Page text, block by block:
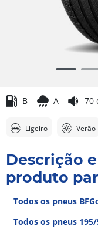
6B A 70
Ligeiro Verão
Descrição
produto
Todos os pneus
Todos os pneus‎ 195/